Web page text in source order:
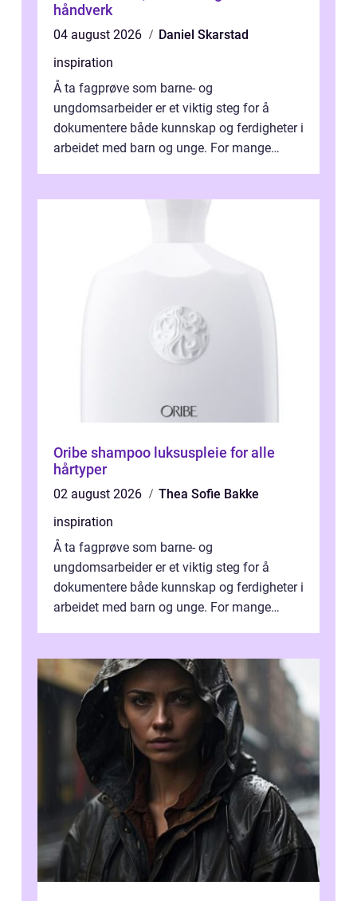
håndverk
04 august 2026
Daniel Skarstad
inspiration
Å ta fagprøve som barne- og
ungdomsarbeider er et viktig steg for å
dokumentere både kunnskap og ferdigheter i
arbeidet med barn og unge. For mange
Oribe shampoo luksuspleie for alle
hårtyper
02 august 2026
Thea Sofie Bakke
inspiration
Å ta fagprøve som barne- og
ungdomsarbeider er et viktig steg for å
dokumentere både kunnskap og ferdigheter i
arbeidet med barn og unge. For mange